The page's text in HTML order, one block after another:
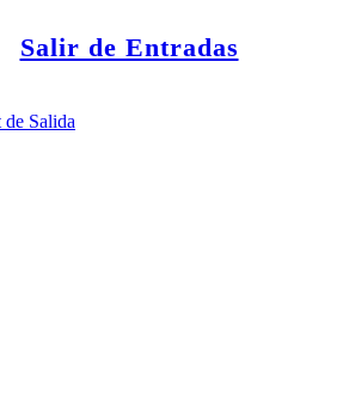
Salir de Entradas